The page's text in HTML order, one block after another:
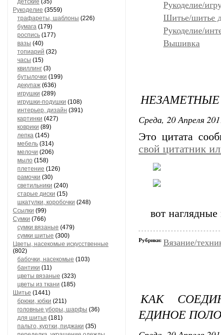
детские (35)
Рукоделие (3559)
трафареты, шаблоны (226)
бумага (179)
роспись (177)
вазы (40)
топиарий (32)
часы (15)
квиллинг (3)
бутылочки (199)
декупаж (636)
игрушки (289)
игрушки-подушки (108)
интерьер, дизайн (391)
картинки (427)
коврики (89)
лепка (145)
мебель (314)
мелочи (206)
мыло (158)
плетение (126)
рамочки (30)
светильники (240)
старые диски (15)
шкатулки, коробочки (248)
Ссылки (99)
Сумки (766)
сумки вязаные (479)
сумки шитые (300)
Цветы, насекомые искусственные
(802)
бабочки, насекомые (103)
бантики (11)
цветы вязаные (323)
цветы из ткани (185)
Шитье (1441)
брюки, юбки (211)
головные уборы, шарфы (36)
для шитья (181)
пальто, куртки, пиджаки (35)
Рукоделие/
Шитье/шитье
Рукоделие/
Вышивка
Среда, 20 Апреля
Это цитата
свой цитатник
вот
Рубрики: Вязание/
КАК
ЕДИНОЕ